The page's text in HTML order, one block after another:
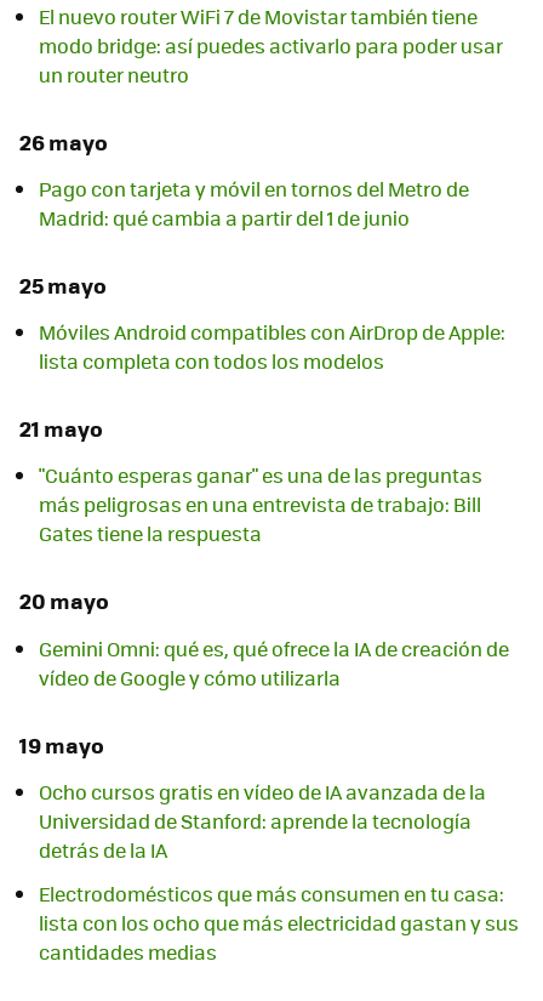
El nuevo router WiFi 7 de Movistar también tiene
modo bridge: así puedes activarlo para poder usar
un router neutro
26 mayo
Pago con tarjeta y móvil en tornos del Metro de
Madrid: qué cambia a partir del 1 de junio
25 mayo
Móviles Android compatibles con AirDrop de Apple:
lista completa con todos los modelos
21 mayo
"Cuánto esperas ganar" es una de las preguntas
más peligrosas en una entrevista de trabajo: Bill
Gates tiene la respuesta
20 mayo
Gemini Omni: qué es, qué ofrece la IA de creación de
vídeo de Google y cómo utilizarla
19 mayo
Ocho cursos gratis en vídeo de IA avanzada de la
Universidad de Stanford: aprende la tecnología
detrás de la IA
Electrodomésticos que más consumen en tu casa:
lista con los ocho que más electricidad gastan y sus
cantidades medias